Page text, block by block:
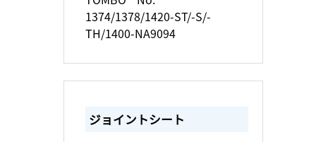
1374/1378/1420-ST/-S/-
TH/1400-NA9094
ジョイントシート